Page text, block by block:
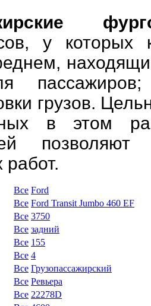
у
грузов.
в этом
работ.
Все Ford
Все Ford Transit Jumbo 460 EF
Все 3750
Все задний
Все 155
Все 4
Все Грузопассажирский
Все Ревьера
Все 22278D